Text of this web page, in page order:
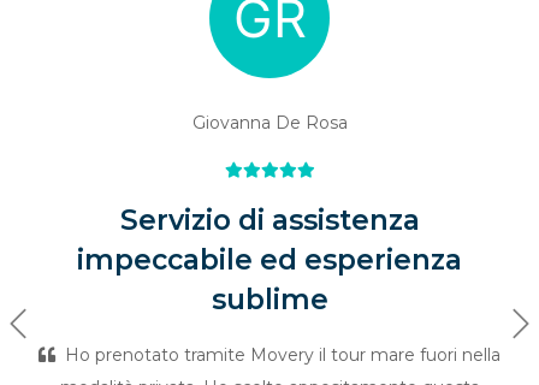
Giovanna De Rosa
Servizio di assistenza
impeccabile ed esperienza
sublime
Ho prenotato tramite Movery il tour mare fuori nella
Previous